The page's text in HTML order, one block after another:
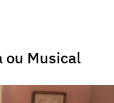
ou Musical